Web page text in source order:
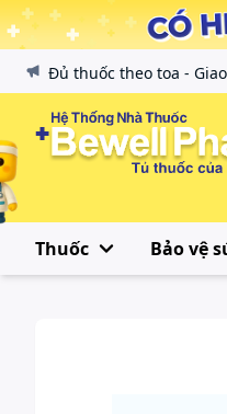
Đủ thuốc theo toa -
Thuốc Bảo vệ